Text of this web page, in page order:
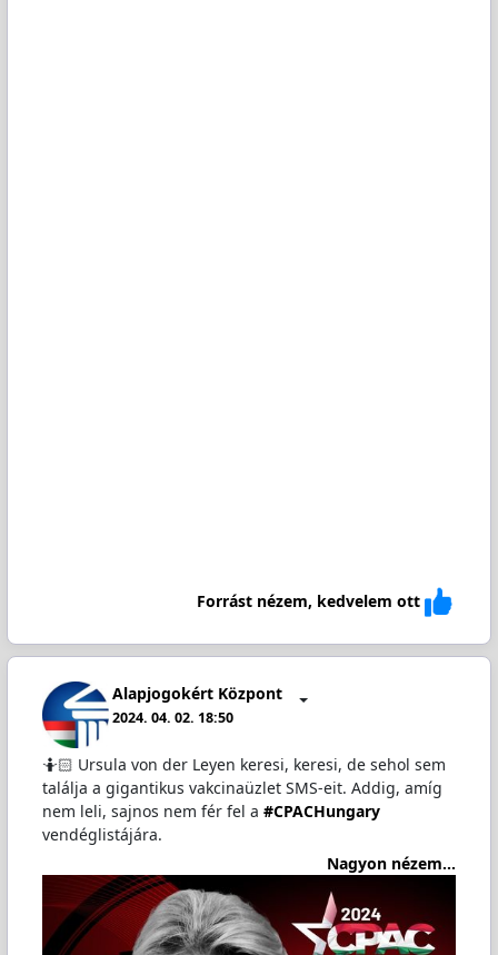
Forrást nézem, kedvelem ott
Alapjogokért Központ
2024. 04. 02. 18:50
🤷🏻 Ursula von der Leyen keresi, keresi, de sehol sem
találja a gigantikus vakcinaüzlet SMS-eit. Addig, amíg
nem leli, sajnos nem fér fel a #CPACHungary
vendéglistájára.
Nagyon nézem...